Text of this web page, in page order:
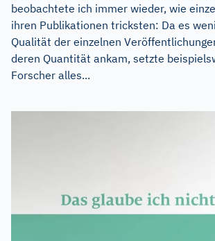
beobachtete ich immer wieder, wie
ihren Publikationen tricksten: Da es
Qualität der einzelnen
deren Quantität ankam, setzte
Forscher alles...